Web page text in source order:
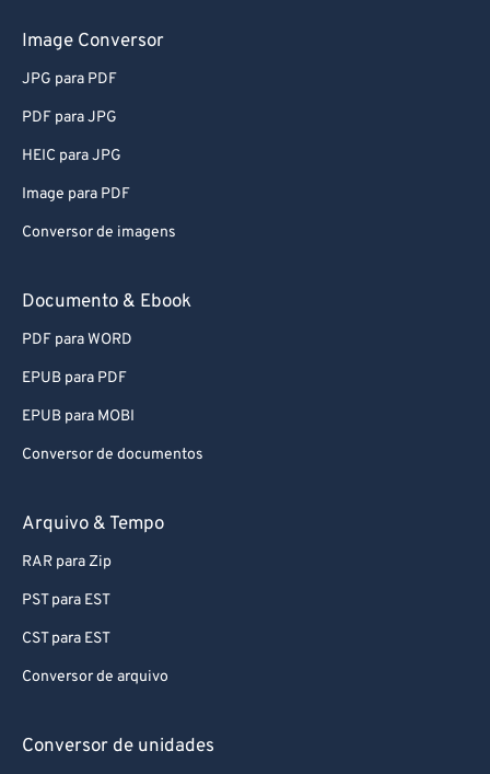
Image Conversor
JPG para PDF
PDF para JPG
HEIC para JPG
Image para PDF
Conversor de imagens
Documento & Ebook
PDF para WORD
EPUB para PDF
EPUB para MOBI
Conversor de documentos
Arquivo & Tempo
RAR para Zip
PST para EST
CST para EST
Conversor de arquivo
Conversor de unidades